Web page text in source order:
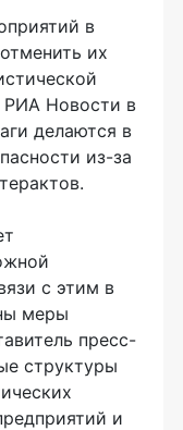
в
их
РИА Новости в
делаются в
из-за
с этим в
меры
пресс-
структуры
и